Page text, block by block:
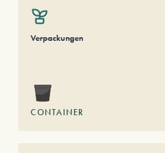
Verpackungen
CONTAINER